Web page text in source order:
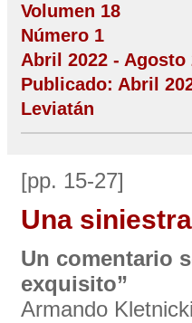
Volumen 18
Número 1
Abril 2022 - Agosto
Publicado: Abril
Leviatán
[pp. 15-27]
Una
Un comentario
exquisito”
Armando Kletnicki